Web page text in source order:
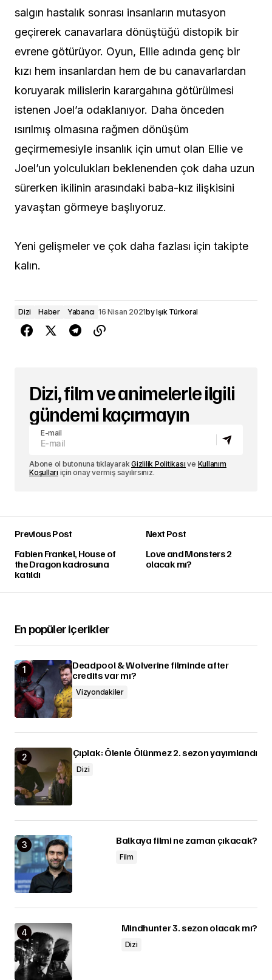
salgın hastalık sonrası insanların mutasyon
geçirerek canavarlara dönüştüğü distopik bir
evrene götürüyor. Oyun, Ellie adında genç bir
kızı hem insanlardan hem de bu canavarlardan
koruyarak milislerin karargahına götürülmesi
istenen Joel’a odaklanıyor. Daha önceden
ısırılmış olmasına rağmen dönüşüm
geçirmemesiyle insanlık için umut olan Ellie ve
Joel’un yolculukları beklenenden çok daha uzun
sürerken ikilinin arasındaki baba-kız ilişkisini
yavaştan görmeye başlıyoruz.
Yeni gelişmeler ve çok daha fazlası için takipte
kalın.
Dizi Haber Yabancı 16 Nisan 2021byIşık Türkoral
Dizi, film ve animelerle ilgili
gündemi kaçırmayın
E-mail
Abone ol butonuna tıklayarakGizlilik Politikası ve Kullanım
Koşulları için onay vermiş sayılırsınız.
Previous Post
Fabien Frankel, House of
the Dragon kadrosuna
katıldı
Next Post
Love and Monsters 2
olacak mı?
En popüler içerikler
Deadpool & Wolverine filminde after
credits var mı?
Vizyondakiler
Çıplak: Ölenle Ölünmez 2. sezon yayımlandı
Dizi
Balkaya filmi ne zaman çıkacak?
Film
Mindhunter 3. sezon olacak mı?
Dizi